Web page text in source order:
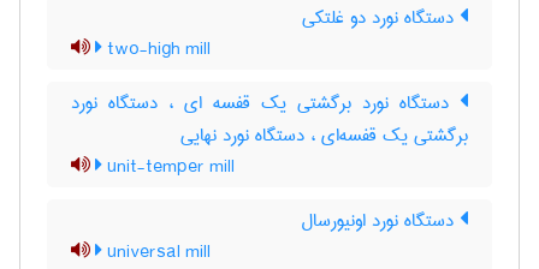
دستگاه نورد دو غلتکی
two-high mill
دستگاه نورد برگشتی یک قفسه ای ، دستگاه نورد
برگشتی یک قفسه‌ای ، دستگاه نورد نهایی
unit-temper mill
دستگاه نورد اونیورسال
universal mill